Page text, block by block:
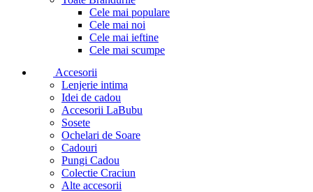
Cele mai populare
Cele mai noi
Cele mai ieftine
Cele mai scumpe
Accesorii
Lenjerie intima
Idei de cadou
Accesorii LaBubu
Sosete
Ochelari de Soare
Cadouri
Pungi Cadou
Colectie Craciun
Alte accesorii